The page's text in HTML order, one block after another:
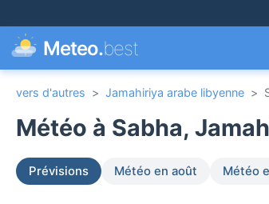
Meteo.best
vers d'autres > Jamahiriya arabe libyenne >
Météo à Sabha,
Prévisions Météo en août Météo